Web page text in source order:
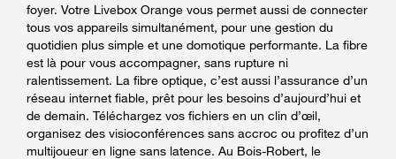
foyer. Votre Livebox Orange vous permet aussi de connecter
tous vos appareils simultanément, pour une gestion du
quotidien plus simple et une domotique performante. La fibre
est là pour vous accompagner, sans rupture ni
ralentissement. La fibre optique, c’est aussi l’assurance d’un
réseau internet fiable, prêt pour les besoins d’aujourd’hui et
de demain. Téléchargez vos fichiers en un clin d’œil,
organisez des visioconférences sans accroc ou profitez d’un
multijoueur en ligne sans latence. Au Bois-Robert, le